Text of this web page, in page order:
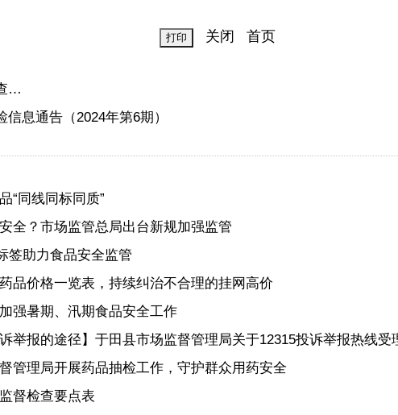
关闭 首页
…
息通告（2024年第6期）
“同线同标同质”
全？市场监管总局出台新规加强监管
签助力食品安全监管
品价格一览表，持续纠治不合理的挂网高价
强暑期、汛期食品安全工作
举报的途径】于田县市场监督管理局关于12315投诉举报热线
管理局开展药品抽检工作，守护群众用药安全
督检查要点表